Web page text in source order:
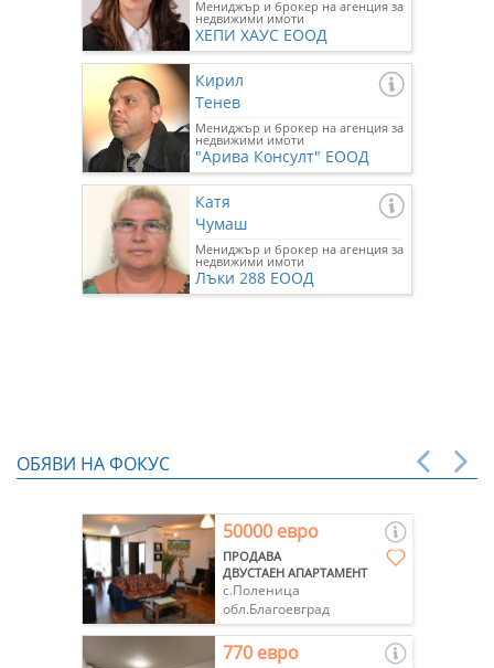
Мениджър и брокер на агенция за
недвижими имоти
ХЕПИ ХАУС ЕООД
Кирил
Тенев
Мениджър и брокер на агенция за
недвижими имоти
"Арива Консулт" ЕООД
Катя
Чумаш
Мениджър и брокер на агенция за
недвижими имоти
Лъки 288 ЕООД
ОБЯВИ НА ФОКУС
50000 евро
ПРОДАВА
ДВУСТАЕН АПАРТАМЕНТ
с.Поленица
обл.Благоевград
770 евро